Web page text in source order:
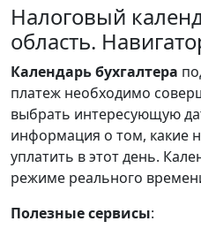
Налоговый
область.
Календарьбухгалтера
платеж необходимо
выбрать интересующую
информация о том, какие
уплатить в этот день.
режиме реального
Полезные сервисы: